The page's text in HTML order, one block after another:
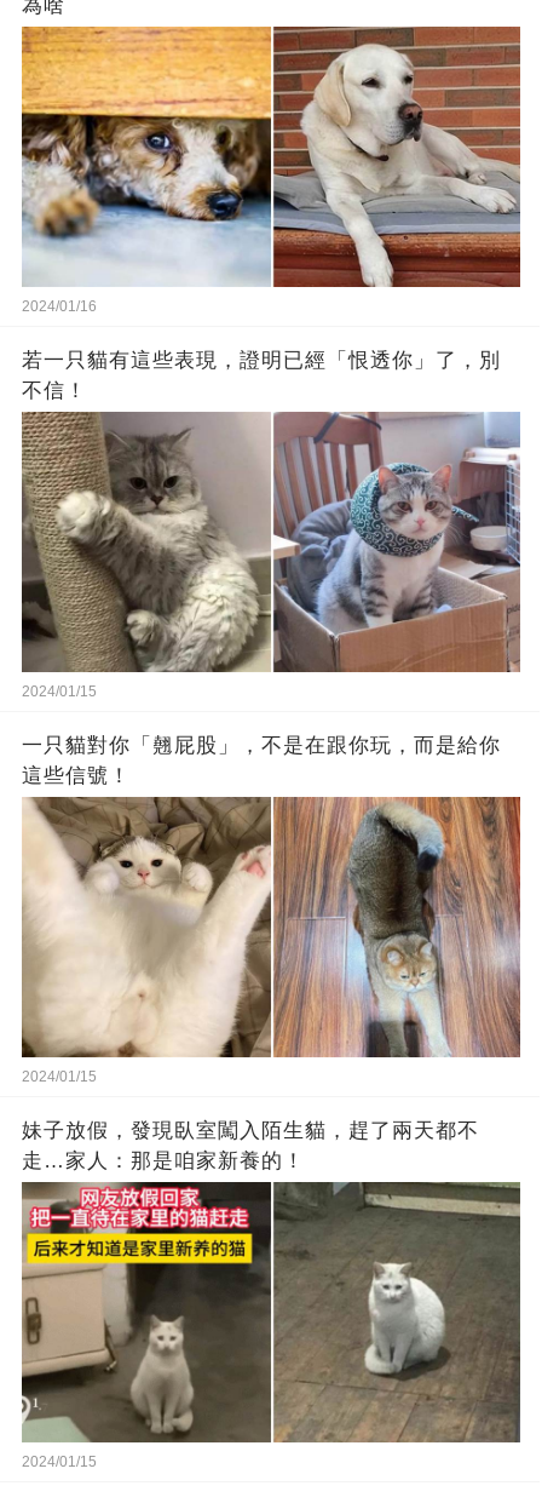
為啥
2024/01/16
若一只貓有這些表現，證明已經「恨透你」了，別
不信！
2024/01/15
一只貓對你「翹屁股」，不是在跟你玩，而是給你
這些信號！
2024/01/15
妹子放假，發現臥室闖入陌生貓，趕了兩天都不
走…家人：那是咱家新養的！
2024/01/15